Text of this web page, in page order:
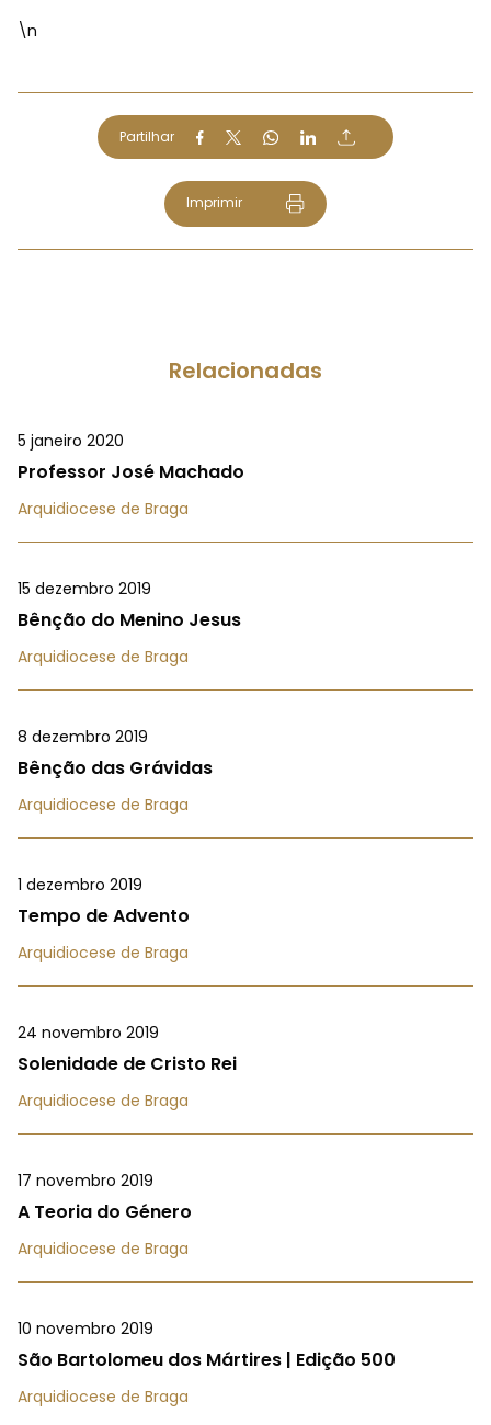
\n
Partilhar
Imprimir
Relacionadas
5 janeiro 2020
Professor José Machado
Arquidiocese de Braga
15 dezembro 2019
Bênção do Menino Jesus
Arquidiocese de Braga
8 dezembro 2019
Bênção das Grávidas
Arquidiocese de Braga
1 dezembro 2019
Tempo de Advento
Arquidiocese de Braga
24 novembro 2019
Solenidade de Cristo Rei
Arquidiocese de Braga
17 novembro 2019
A Teoria do Género
Arquidiocese de Braga
10 novembro 2019
São Bartolomeu dos Mártires | Edição 500
Arquidiocese de Braga